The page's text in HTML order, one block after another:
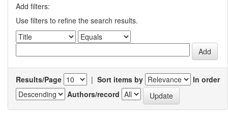
Add filters:
Use filters to refine the search results.
Results/Page | Sort items by
In order
Authors/record